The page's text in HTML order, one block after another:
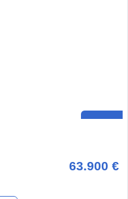
63.900 €